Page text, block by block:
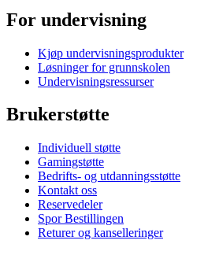
For undervisning
Kjøp undervisningsprodukter
Løsninger for grunnskolen
Undervisningsressurser
Brukerstøtte
Individuell støtte
Gamingstøtte
Bedrifts- og utdanningsstøtte
Kontakt oss
Reservedeler
Spor Bestillingen
Returer og kanselleringer